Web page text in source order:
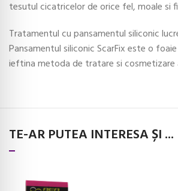
tesutul cicatricelor de orice fel, moale si
Tratamentul cu pansamentul siliconic
Pansamentul siliconic ScarFix este o
ieftina metoda de tratare si cosmetizare
TE-AR PUTEA INTERESA ȘI ...